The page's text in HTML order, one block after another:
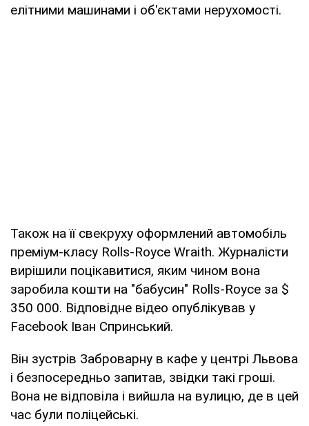
елітними машинами і об'єктами нерухомості.
Також на її свекруху оформлений автомобіль
преміум-класу Rolls-Royce Wraith. Журналісти
вирішили поцікавитися, яким чином вона
заробила кошти на "бабусин" Rolls-Royce за $
350 000. Відповідне відео опублікував у
Facebook Іван Спринський.
Він зустрів Заброварну в кафе у центрі Львова
і безпосередньо запитав, звідки такі гроші.
Вона не відповіла і вийшла на вулицю, де в цей
час були поліцейські.